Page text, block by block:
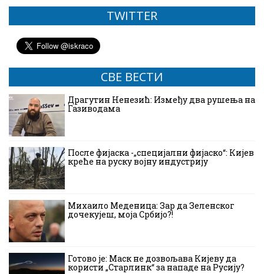
TWITTER
СВЕ ВЕСТИ
Драгутин Ненезић: Између два рушења на
Газиводама
После фијаска -„специјални фијаско“: Кијев
креће на руску војну индустрију
Михаило Меденица: Зар да Зеленског
дочекујеш, моја Србијо?!
Готово је: Маск не дозвољава Кијеву да
користи „Старлинк“ за нападе на Русију?